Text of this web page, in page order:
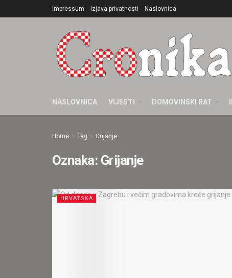
Impressum Izjava privatnosti Naslovnica
NASLOVNICA VIJESTI DOMOVINSKI RAT
Home Tag Grijanje
Oznaka: Grijanje
HRVATSKA